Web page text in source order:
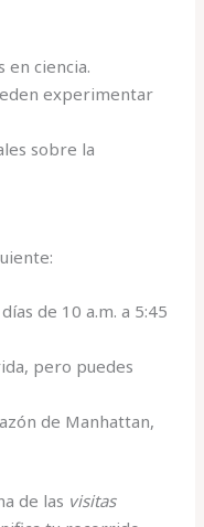
en ciencia.
experimentar
sobre la
de 10 a.m. a 5:45
pero puedes
de Manhattan,
de las visitas